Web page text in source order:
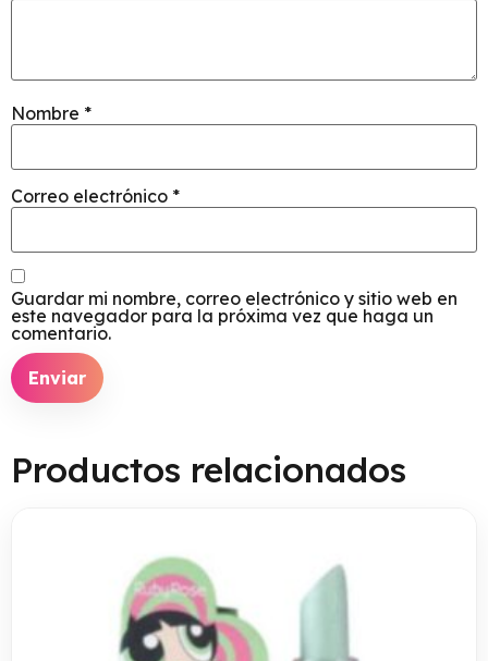
Nombre *
Correo electrónico *
Guardar mi nombre, correo electrónico y sitio web en
este navegador para la próxima vez que haga un
comentario.
Productos relacionados